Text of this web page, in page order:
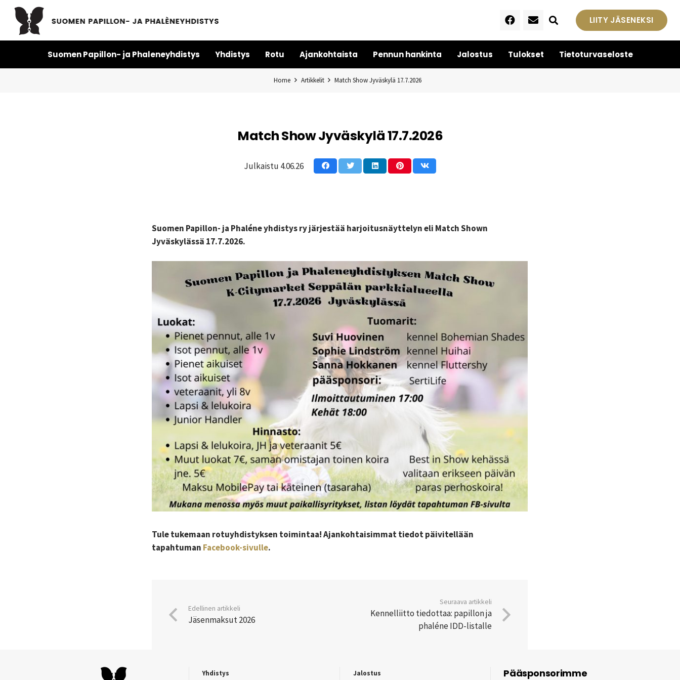
LIITY JÄSENEKSI
Suomen Papillon- ja Phaleneyhdistys Yhdistys Rotu Ajankohtaista Pennun hankinta Jalostus Tulokset Tietoturvaseloste
Home Artikkelit Match Show Jyväskylä 17.7.2026
Match Show Jyväskylä 17.7.2026
Julkaistu 4.06.26
Suomen Papillon- ja Phaléne yhdistys ry järjestää harjoitusnäyttelyn eli Match Shown
Jyväskylässä 17.7.2026.
Tule tukemaan rotuyhdistyksen toimintaa! Ajankohtaisimmat tiedot päivitellään
tapahtuman Facebook-sivulle.
Edellinen artikkeli
Jäsenmaksut 2026
Seuraava artikkeli
Kennelliitto tiedottaa: papillon ja
phaléne IDD-listalle
Yhdistys Jalostus Pääsponsorimme